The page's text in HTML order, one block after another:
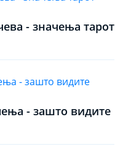
- значења тарот
- зашто видите